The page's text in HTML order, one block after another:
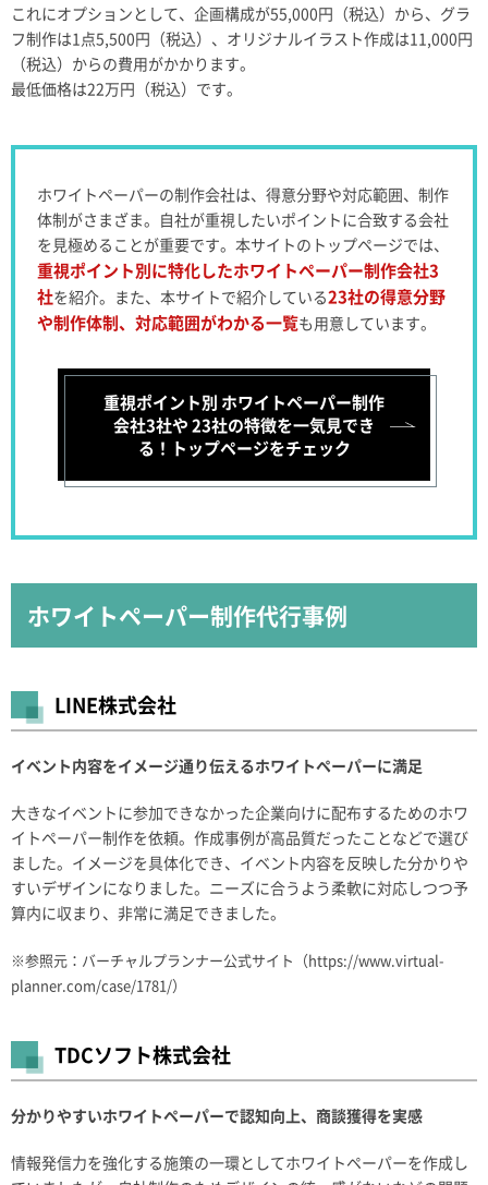
これにオプションとして、企画構成が55,000円（税込）から、グラ
フ制作は1点5,500円（税込）、オリジナルイラスト作成は11,000円
（税込）からの費用がかかります。
最低価格は22万円（税込）です。
ホワイトペーパーの制作会社は、得意分野や対応範囲、制作
体制がさまざま。自社が重視したいポイントに合致する会社
を見極めることが重要です。 本サイトのトップページでは、
重視ポイント別に特化したホワイトペーパー制作会社3
社を紹介。 また、本サイトで紹介している23社の得意分野
や制作体制、対応範囲がわかる一覧も用意しています。
重視ポイント別 ホワイトペーパー制作
会社3社や23社の特徴を一気見でき
る！トップページをチェック
ホワイトペーパー制作代行事例
LINE株式会社
イベント内容をイメージ通り伝えるホワイトペーパーに満足
大きなイベントに参加できなかった企業向けに配布するためのホワ
イトペーパー制作を依頼。作成事例が高品質だったことなどで選び
ました。イメージを具体化でき、イベント内容を反映した分かりや
すいデザインになりました。ニーズに合うよう柔軟に対応しつつ予
算内に収まり、非常に満足できました。
※参照元：バーチャルプランナー公式サイト（https://www.virtual-
planner.com/case/1781/）
TDCソフト株式会社
分かりやすいホワイトペーパーで認知向上、商談獲得を実感
情報発信力を強化する施策の一環としてホワイトペーパーを作成し